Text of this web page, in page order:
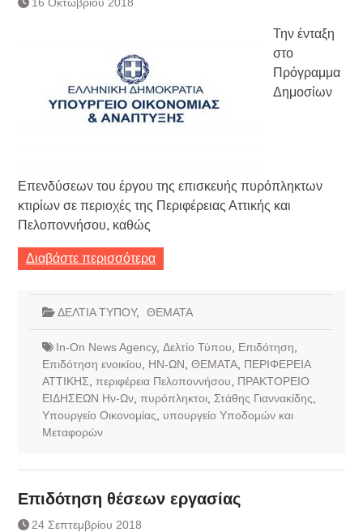
Κατάργηση βιβλιαρίων Υγείας
Ημερήσιο Δελτίο Τιμών
Συναλλάγματος &
Τραπεζογραμματίων 7-3-2019
Ημερήσιο Δελτίο Τιμών
Συναλλάγματος &
Την ένταξη
στο
Πρόγραμμα
Δημοσίων
Επενδύσεων του έργου της επισκευής πυρόπληκτων
κτιρίων σε περιοχές της Περιφέρειας Αττικής και
Πελοποννήσου, καθώς
Διαβάστε περισσότερα
ΔΕΛΤΙΑ ΤΥΠΟΥ, ΘΕΜΑΤΑ
In-On News Agency, Δελτίο Τύπου Επιδότηση
Επιδότηση ενοικίου
ΗΝ-ΩΝ ΘΕΜΑΤΑ, ΠΕΡΙΦΕΡΕΙΑ
ΑΤΤΙΚΗΣ περιφέρεια Πελοποννήσου
ΠΡΑΚΤΟΡΕΙΟ
ΕΙΔΗΣΕΩΝ Ην-Ων, πυρόπληκτοι, Στάθης Γιαννακίδης
Υπουργείο Οικονομίας
υπουργείο Υποδομών και
Μεταφορών
Επιδότηση θέσεων εργασίας
24 Σεπτεμβρίου 2018